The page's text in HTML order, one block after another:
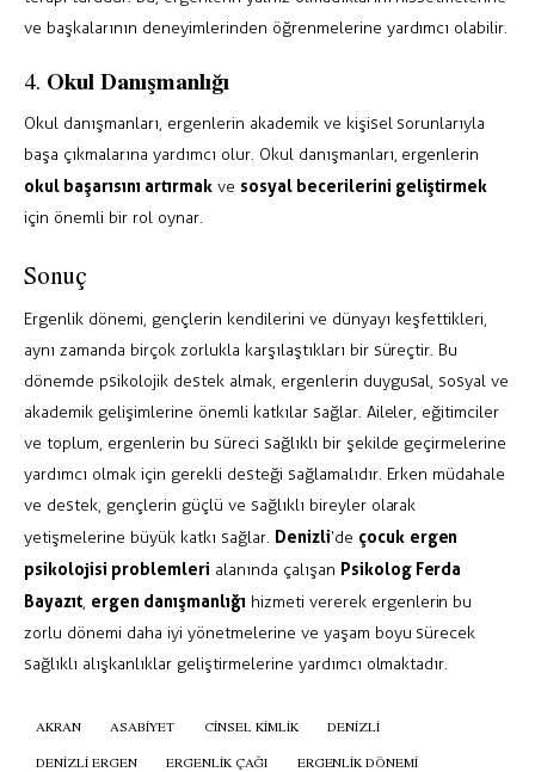
ve başkalarının deneyimlerinden öğrenmelerine yardımcı olabilir.
4. Okul Danışmanlığı
Okul danışmanları, ergenlerin akademik ve kişisel sorunlarıyla
başa çıkmalarına yardımcı olur. Okul danışmanları, ergenlerin
okul başarısını artırmakve sosyal becerilerini geliştirmek
için önemli bir rol oynar.
Sonuç
Ergenlik dönemi, gençlerin kendilerini ve dünyayı keşfettikleri,
aynı zamanda birçok zorlukla karşılaştıkları bir süreçtir. Bu
dönemde psikolojik destek almak, ergenlerin duygusal, sosyal ve
akademik gelişimlerine önemli katkılar sağlar. Aileler, eğitimciler
ve toplum, ergenlerin bu süreci sağlıklı bir şekilde geçirmelerine
yardımcı olmak için gerekli desteği sağlamalıdır. Erken müdahale
ve destek, gençlerin güçlü ve sağlıklı bireyler olarak
yetişmelerine büyük katkı sağlar. Denizli‘de çocuk ergen
psikolojisi problemleri alanında çalışan Psikolog Ferda
Bayazıt, ergen danışmanlığı hizmeti vererek ergenlerin bu
zorlu dönemi daha iyi yönetmelerine ve yaşam boyu sürecek
sağlıklı alışkanlıklar geliştirmelerine yardımcı olmaktadır.
AKRAN ASABIYET CINSEL KIMLIK
DENIZLI
DENIZLI ERGEN
ERGENLIK ÇAĞI
ERGENLIK DÖNEMI